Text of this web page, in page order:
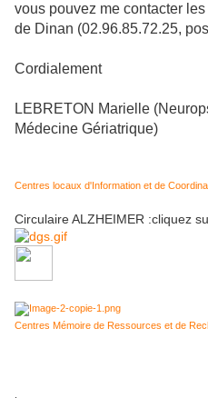
vous pouvez me contacter
de Dinan (02.96.85.72.25,
Cordialement
LEBRETON Marielle
Médecine Gériatrique)
Centres locaux d'Information et de
Circulaire ALZHEIMER :cliquez
Centres Mémoire de Ressources et de